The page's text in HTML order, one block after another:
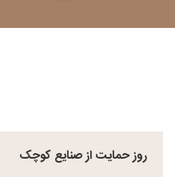
روز حمایت از صنایع کوچک